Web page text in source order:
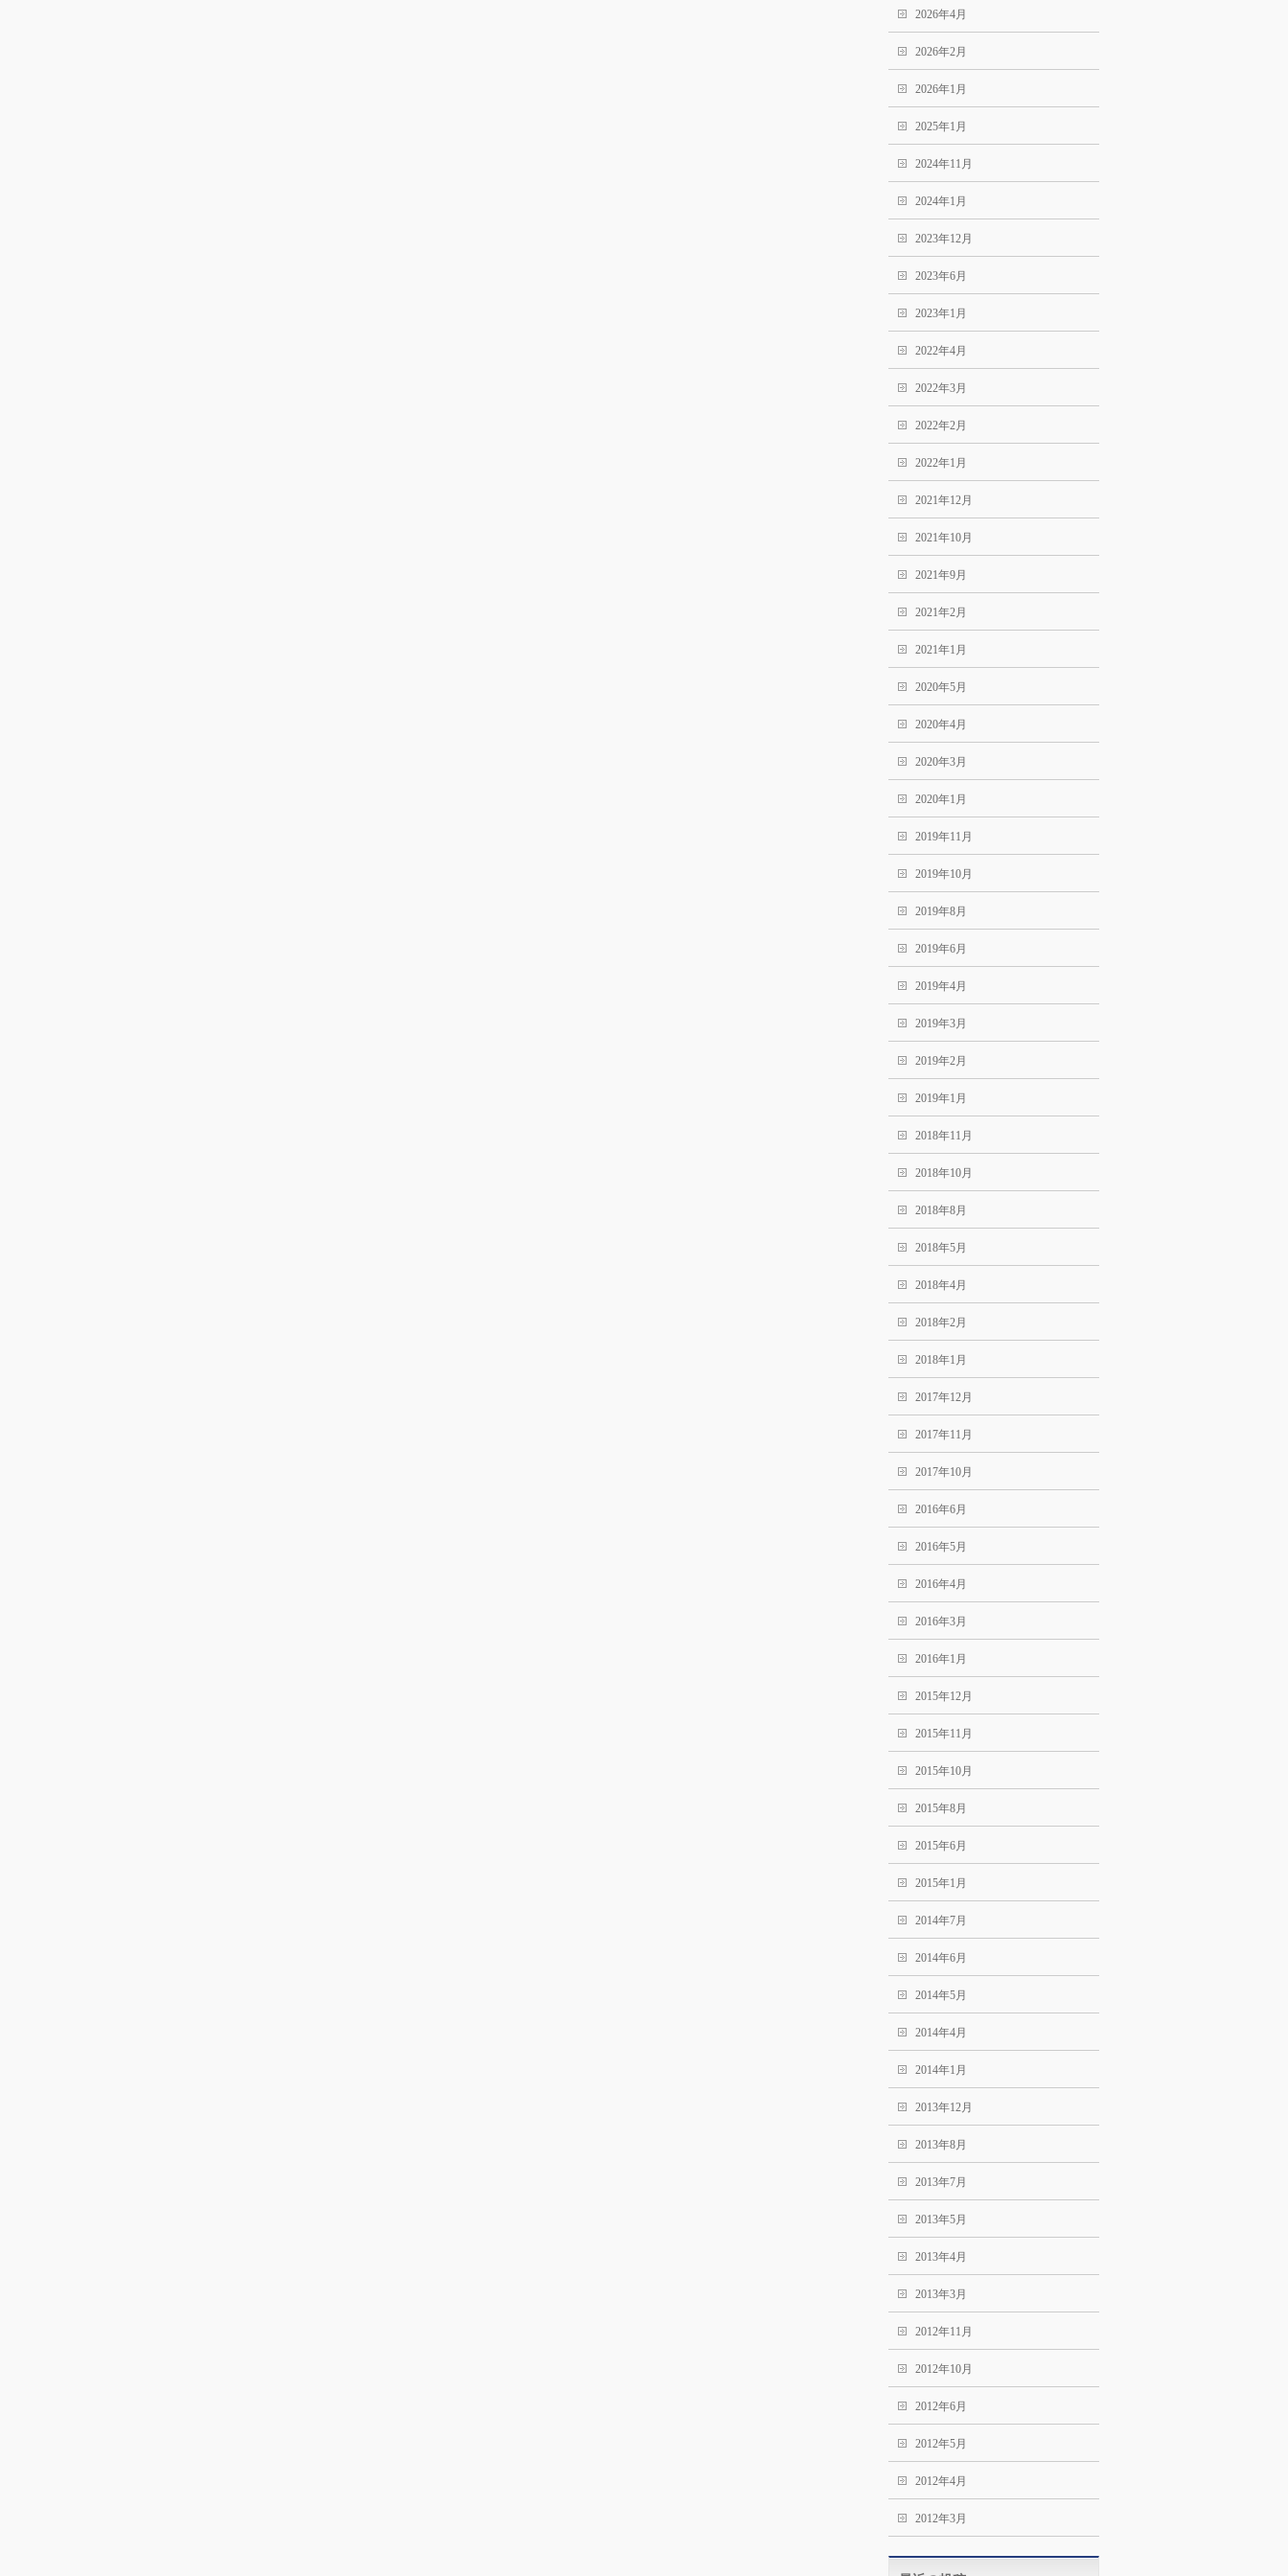
2026年4月
2026年2月
2026年1月
2025年1月
2024年11月
2024年1月
2023年12月
2023年6月
2023年1月
2022年4月
2022年3月
2022年2月
2022年1月
2021年12月
2021年10月
2021年9月
2021年2月
2021年1月
2020年5月
2020年4月
2020年3月
2020年1月
2019年11月
2019年10月
2019年8月
2019年6月
2019年4月
2019年3月
2019年2月
2019年1月
2018年11月
2018年10月
2018年8月
2018年5月
2018年4月
2018年2月
2018年1月
2017年12月
2017年11月
2017年10月
2016年6月
2016年5月
2016年4月
2016年3月
2016年1月
2015年12月
2015年11月
2015年10月
2015年8月
2015年6月
2015年1月
2014年7月
2014年6月
2014年5月
2014年4月
2014年1月
2013年12月
2013年8月
2013年7月
2013年5月
2013年4月
2013年3月
2012年11月
2012年10月
2012年6月
2012年5月
2012年4月
2012年3月